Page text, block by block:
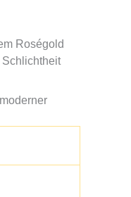
Roségold
Schlichtheit